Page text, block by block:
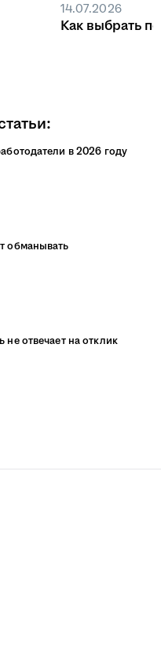
14.07.2026
Как выбрать
в 2026 году
обманывать
не отвечает на отклик